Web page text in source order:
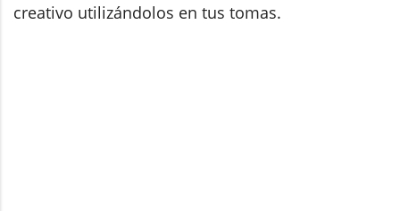
creativo utilizándolos en tus tomas.